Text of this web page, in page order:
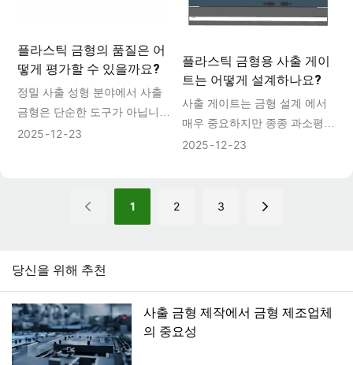
플라스틱 금형의 품질은 어
떻게 평가할 수 있을까요?
정밀 사출 성형 분야에서 사출
금형은 단순한 도구가 아닙니
다. 생산 효율성, 부품 품질, 그
다. 고품질 금형은 안정적인 장
기 성능을 통해 투자 가치를 극
고려할 때, 생산 전후에 플라스
틱 금형의 품질을 효과적으로
평가하는 방법은 무엇일까요?
2025 12 23
플라스틱 금형용 사출 게이
트는 어떻게 설계하나요?
사출 게이트는 금형 설계 에서
매우 중요하지만 종종 과소평가
되는 요소입니다. 용융된 플라
게이트 설계는 유동 패턴, 충진
는 안정적인 생산 범위를 보장
합니다.
2025 12 23
1 2 3
당신을 위해 추천
사출 금형 제작에서 금형 제조업체
의 중요성